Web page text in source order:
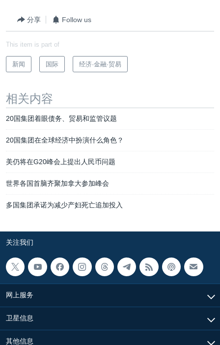
分享 Follow us
This item is part of
新闻 国际 经济·金融·贸易
相关内容
20国集团着眼债务、贸易和监管议题
20国集团在全球经济中扮演什么角色？
美仍将在G20峰会上提出人民币问题
世界各国首脑齐聚加拿大参加峰会
多国集团承诺为减少产妇死亡追加投入
关注我们
网上服务
卫星信息
其他信息